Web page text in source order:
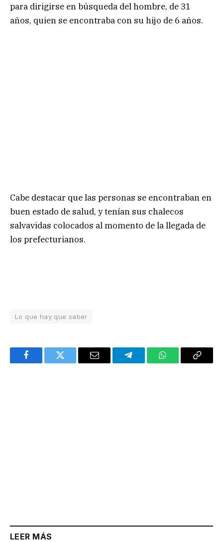
para dirigirse en búsqueda del hombre, de 31
años, quien se encontraba con su hijo de 6 años.
Cabe destacar que las personas se encontraban en
buen estado de salud, y tenían sus chalecos
salvavidas colocados al momento de la llegada de
los prefecturianos.
Lo que hay que saber
FacebookTwitter Email TelegramWhatsAppCopy
LEER MÁS